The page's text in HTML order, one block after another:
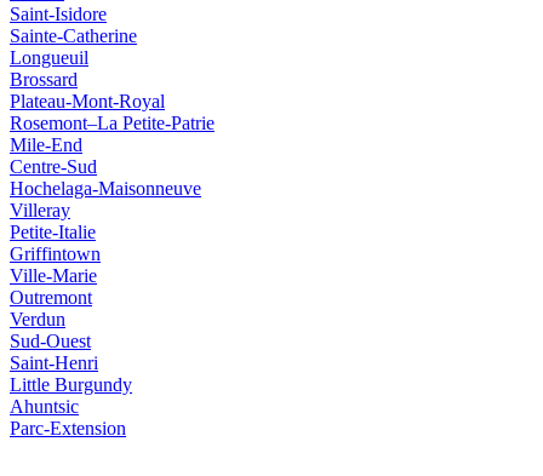
Saint‑Isidore
Sainte‑Catherine
Longueuil
Brossard
Plateau-Mont-Royal
Rosemont–La Petite-Patrie
Mile-End
Centre-Sud
Hochelaga-Maisonneuve
Villeray
Petite-Italie
Griffintown
Ville-Marie
Outremont
Verdun
Sud-Ouest
Saint-Henri
Little Burgundy
Ahuntsic
Parc-Extension